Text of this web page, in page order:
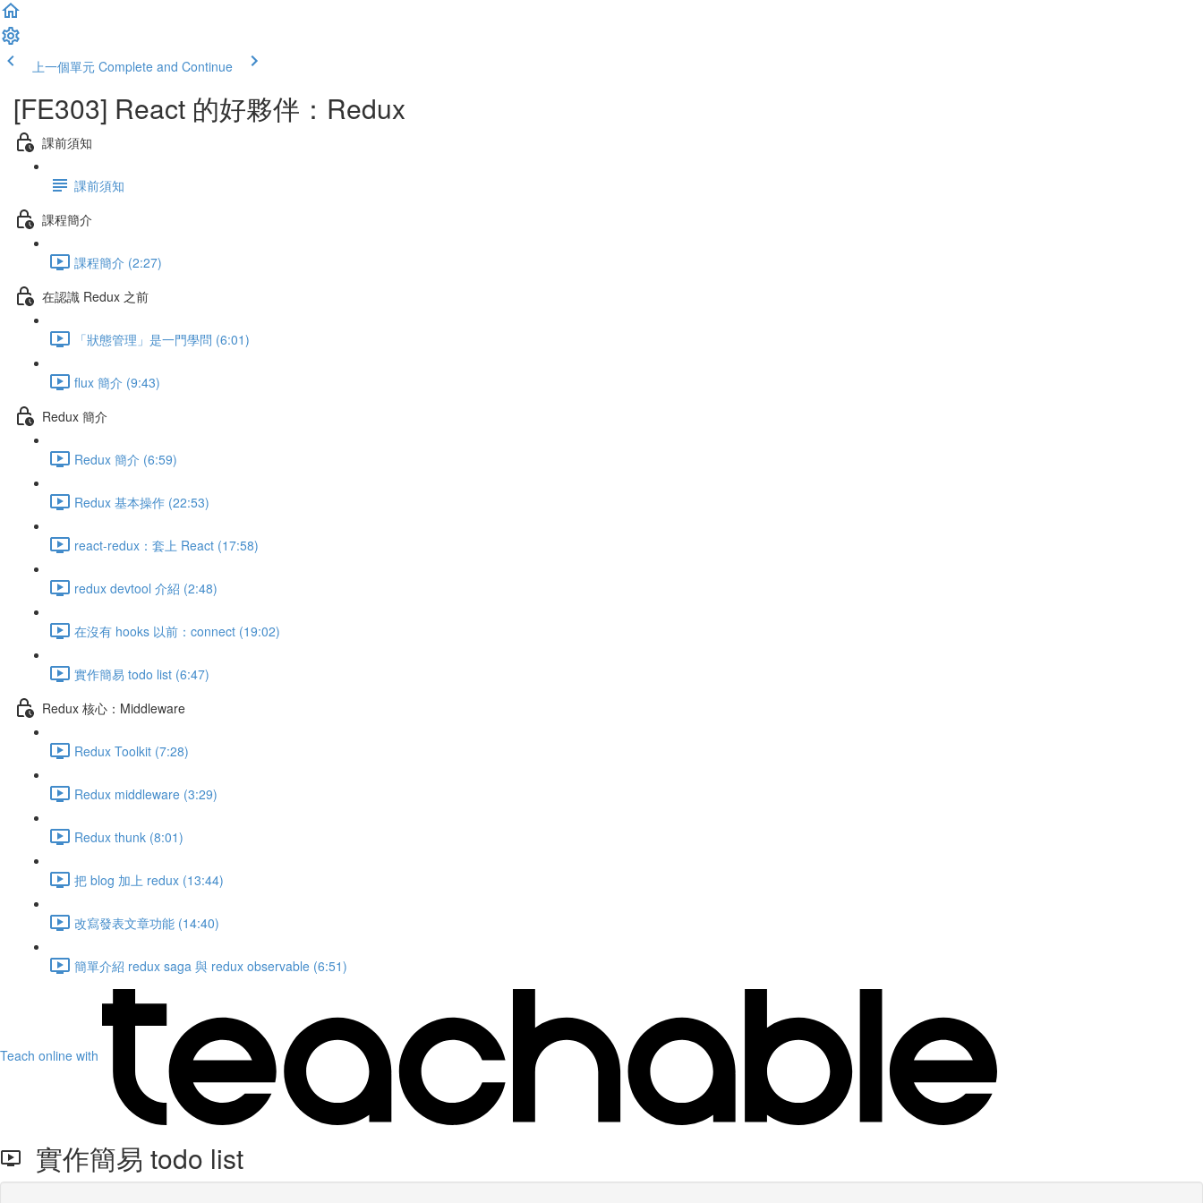
上一個單元 Complete and Continue
[FE303] React 的好夥伴：Redux
課前須知
課前須知
課程簡介
課程簡介 (2:27)
在認識 Redux 之前
「狀態管理」是一門學問 (6:01)
flux 簡介 (9:43)
Redux 簡介
Redux 簡介 (6:59)
Redux 基本操作 (22:53)
react-redux：套上 React (17:58)
redux devtool 介紹 (2:48)
在沒有 hooks 以前：connect (19:02)
實作簡易 todo list (6:47)
Redux 核心：Middleware
Redux Toolkit (7:28)
Redux middleware (3:29)
Redux thunk (8:01)
把 blog 加上 redux (13:44)
改寫發表文章功能 (14:40)
簡單介紹 redux saga 與 redux observable (6:51)
Teach online with
實作簡易 todo list